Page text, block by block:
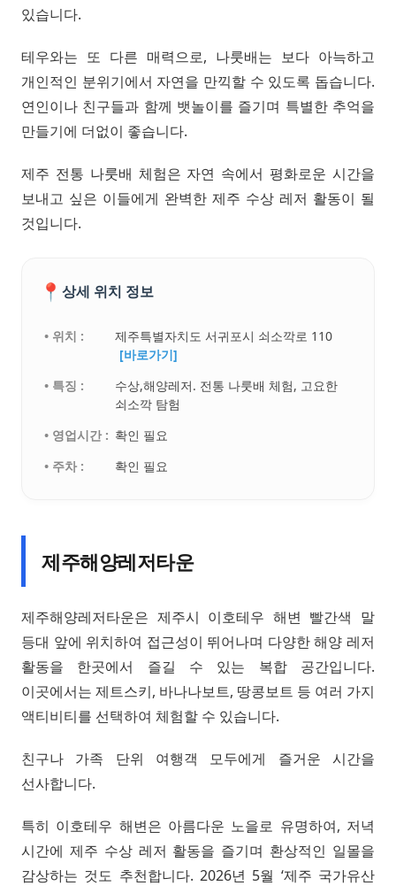
있습니다.
테우와는 또 다른 매력으로, 나룻배는 보다 아늑하고
개인적인 분위기에서 자연을 만끽할 수 있도록 돕습니다.
연인이나 친구들과 함께 뱃놀이를 즐기며 특별한 추억을
만들기에 더없이 좋습니다.
제주 전통 나룻배 체험은 자연 속에서 평화로운 시간을
보내고 싶은 이들에게 완벽한 제주 수상 레저 활동이 될
것입니다.
📍 상세 위치 정보
• 위치 :
제주특별자치도 서귀포시 쇠소깍로 110
[바로가기]
• 특징 :
수상,해양레저. 전통 나룻배 체험, 고요한
쇠소깍 탐험
• 영업시간 : 확인 필요
• 주차 :
확인 필요
제주해양레저타운
제주해양레저타운은 제주시 이호테우 해변 빨간색 말
등대 앞에 위치하여 접근성이 뛰어나며 다양한 해양 레저
활동을 한곳에서 즐길 수 있는 복합 공간입니다.
이곳에서는 제트스키, 바나나보트, 땅콩보트 등 여러 가지
액티비티를 선택하여 체험할 수 있습니다.
친구나 가족 단위 여행객 모두에게 즐거운 시간을
선사합니다.
특히 이호테우 해변은 아름다운 노을로 유명하여, 저녁
시간에 제주 수상 레저 활동을 즐기며 환상적인 일몰을
감상하는 것도 추천합니다. 2026년 5월 ‘제주 국가유산